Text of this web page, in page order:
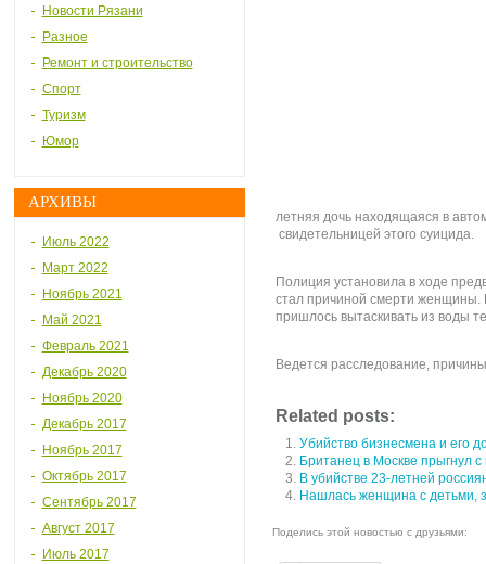
Новости Рязани
Разное
Ремонт и строительство
Спорт
Туризм
Юмор
АРХИВЫ
Июль 2022
Март 2022
Ноябрь 2021
Май 2021
Февраль 2021
Декабрь 2020
Ноябрь 2020
Декабрь 2017
Ноябрь 2017
Октябрь 2017
Сентябрь 2017
Август 2017
Июль 2017
летняя дочь находящаяся в
свидетельницей этого суицида.
Полиция установила в ходе
стал причиной смерти
пришлось вытаскивать из воды
Ведется расследование,
Related posts:
Убийство бизнесмена и его
Британец в Москве прыгнул
В убийстве 23-летней
Нашлась женщина с детьми,
Поделись этой новостью с друзьями: